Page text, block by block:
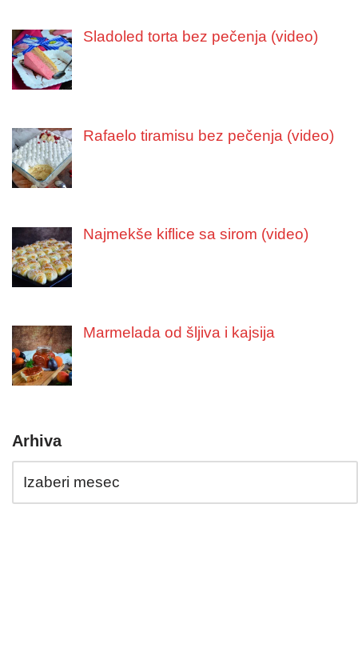
Sladoled torta bez pečenja (video)
Rafaelo tiramisu bez pečenja (video)
Najmekše kiflice sa sirom (video)
Marmelada od šljiva i kajsija
Arhiva